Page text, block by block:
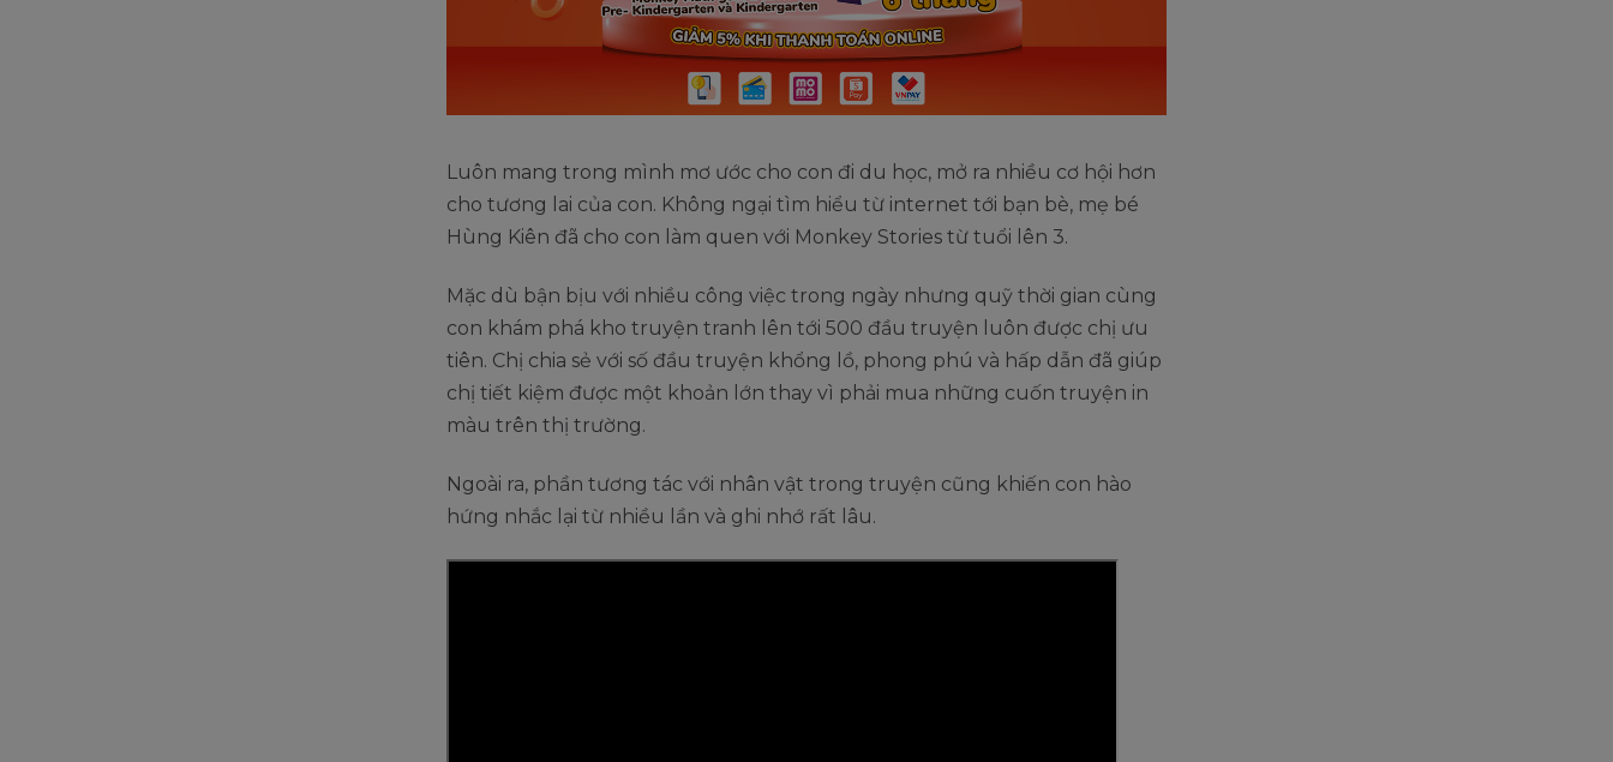
Luôn mang trong mình mơ ước cho con đi du học, mở ra nhiều cơ hội hơn
cho tương lai của con. Không ngại tìm hiểu từ internet tới bạn bè, mẹ bé
Hùng Kiên đã cho con làm quen với Monkey Stories từ tuổi lên 3.
Mặc dù bận bịu với nhiều công việc trong ngày nhưng quỹ thời gian cùng
con khám phá kho truyện tranh lên tới 500 đầu truyện luôn được chị ưu
tiên. Chị chia sẻ với số đầu truyện khổng lồ, phong phú và hấp dẫn đã giúp
chị tiết kiệm được một khoản lớn thay vì phải mua những cuốn truyện in
màu trên thị trường.
Ngoài ra, phần tương tác với nhân vật trong truyện cũng khiến con hào
hứng nhắc lại từ nhiều lần và ghi nhớ rất lâu.